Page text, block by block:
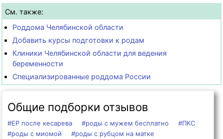
См. также:
Роддома Челябинской области
Добавить курсы подготовки к родам
Клиники Челябинской области для ведения
беременности
Специализированные роддома России
Общие подборки отзывов
#ЕР после кесарева #роды с мужем бесплатно
#ПКС
#роды с миомой
#роды с рубцом на матке